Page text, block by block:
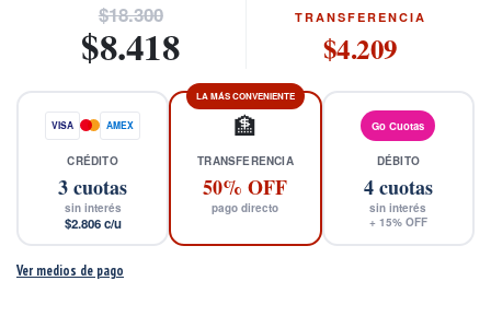
$18.300
$8.418
TRANSFERENCIA
$4.209
VISA AMEX
CRÉDITO
3cuotas
sin interés
$2.806c/u
LA MÁS CONVENIENTE
🏦
TRANSFERENCIA
50% OFF
pago directo
Go Cuotas
DÉBITO
4cuotas
sin interés
+ 15% OFF
Ver medios de pago